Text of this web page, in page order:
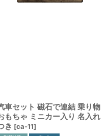
車セット 磁石で連結 乗り物
もちゃ ミニカー入り 名入れ
き [ca-11]